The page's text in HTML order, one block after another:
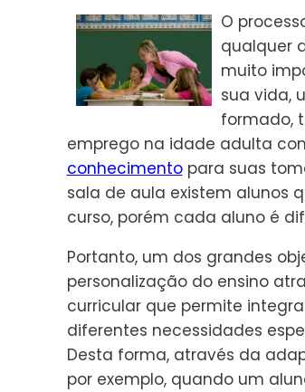
O
qualquer
muito
sua vida,
formado,
emprego na idade adulta
conhecimentopara suas
sala de aula existem alunos
curso, porém cada aluno é
Portanto, um dos grandes
personalização do ensino
curricular que permite
diferentes necessidades
Desta forma, através da
por exemplo, quando um